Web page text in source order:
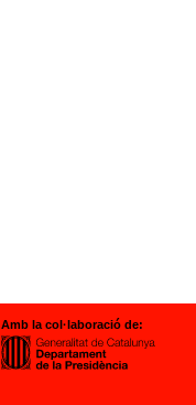
Amb la col·laboració de: